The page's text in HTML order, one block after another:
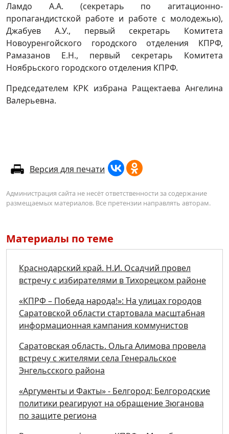
Ламдо А.А. (секретарь по агитационно-
пропагандистской работе и работе с молодежью),
Джабуев А.У., первый секретарь Комитета
Новоуренгойского городского отделения КПРФ,
Рамазанов Е.Н., первый секретарь Комитета
Ноябрьского городского отделения КПРФ.
Председателем КРК избрана Ращектаева Ангелина
Валерьевна.
Версия для печати
Администрация сайта не несёт ответственности за содержание
размещаемых материалов. Все претензии направлять авторам.
Материалы по теме
Краснодарский край. Н.И. Осадчий провел
встречу с избирателями в Тихорецком районе
«КПРФ – Победа народа!»: На улицах городов
Саратовской области стартовала масштабная
информационная кампания коммунистов
Саратовская область. Ольга Алимова провела
встречу с жителями села Генеральское
Энгельсского района
«Аргументы и Факты» - Белгород: Белгородские
политики реагируют на обращение Зюганова
по защите региона